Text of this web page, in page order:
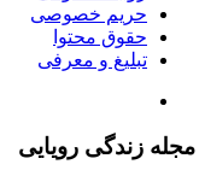
حریم خصوصی
حقوق محتوا
تبلیغ و معرفی
مجله زندگی رویایی